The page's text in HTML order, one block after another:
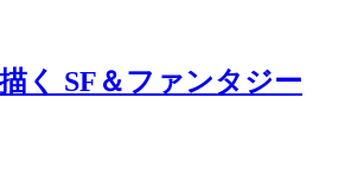
く SF＆ファンタジー